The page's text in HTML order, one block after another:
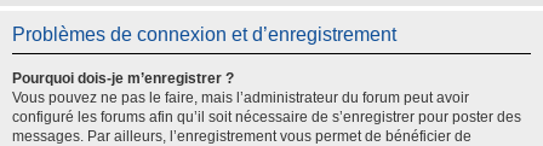
Problèmes de connexion et d’enregistrement
Pourquoi dois-je m’enregistrer ?
Vous pouvez ne pas le faire, mais l’administrateur du forum peut avoir
configuré les forums afin qu’il soit nécessaire de s’enregistrer pour poster des
messages. Par ailleurs, l’enregistrement vous permet de bénéficier de